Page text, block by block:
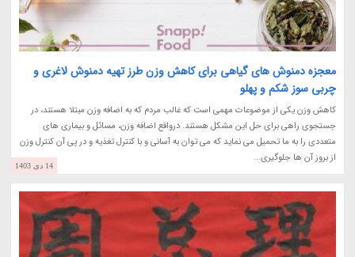
معجزه دمنوش های گیاهی برای کاهش وزن طرز تهیه دمنوش لاغری و
چربی سوز شکم و پهلو
کاهش وزن یکی از موضوعات مهمی است که غالب مردم که به اضافه وزن مبتلا هستند، در
جستجوی راهی برای حل این مشکل هستند. درواقع اضافه وزن، مسائل و بیماری های
متعددی را به ما تحمیل می نماید که می توان به آسانی و با کنترل تغذیه و در پی آن کنترل وزن
از بروز آن ها جلوگیری...
14 دی 1403